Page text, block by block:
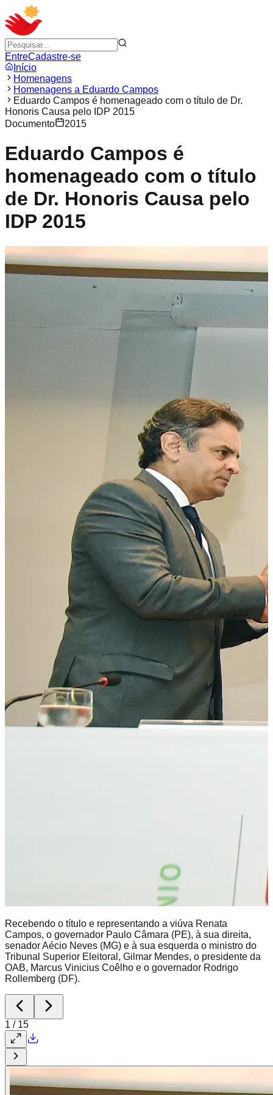
EntreCadastre-se
Início
Homenagens
Homenagens a Eduardo Campos
Eduardo Campos é homenageado com o título de Dr.
Honoris Causa pelo IDP 2015
Documento
2015
Eduardo Campos é
homenageado com o título
de Dr. Honoris Causa pelo
IDP 2015
Recebendo o título e representando a viúva Renata
Campos, o governador Paulo Câmara (PE), à sua direita,
senador Aécio Neves (MG) e à sua esquerda o ministro do
Tribunal Superior Eleitoral, Gilmar Mendes, o presidente da
OAB, Marcus Vinicius Coêlho e o governador Rodrigo
Rollemberg (DF).
1 / 15